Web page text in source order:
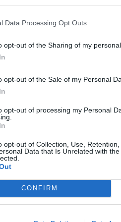
Data Processing Opt Outs
opt-out of the Sharing of my personal
opt-out of the Sale of my Personal
opt-out of processing my Personal
opt-out of Collection, Use,
Data that Is Unrelated with
CONFIRM
trošenja masnih naslaga,
nego što možete i da
i masnih ćelija, koje mogu
nepotrebnog balasta -tvrdi
masti, posebno
potrebno je da sredina
kiselina, stvara jabukovo
koja je veoma slična sapunu,